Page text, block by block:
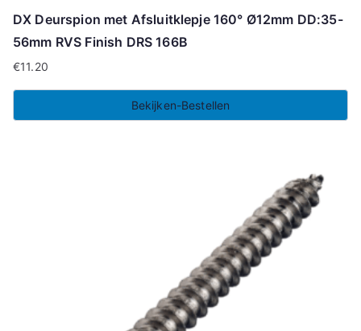
DX Deurspion met Afsluitklepje 160° Ø12mm DD:35-
56mm RVS Finish DRS 166B
€11.20
Bekijken-Bestellen